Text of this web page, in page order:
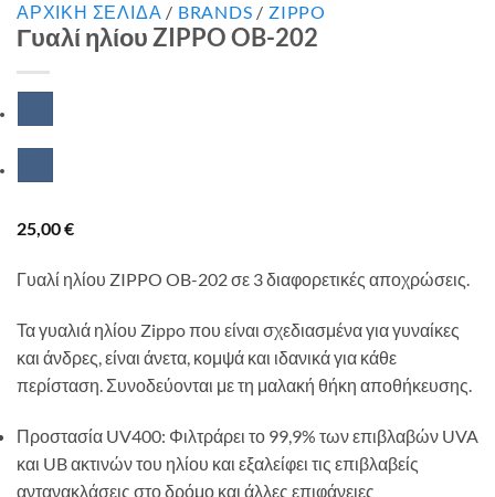
ΑΡΧΙΚΉ ΣΕΛΊΔΑ / BRANDS / ZIPPO
Γυαλί ηλίου ZIPPO OB-202
25,00€
Γυαλί ηλίου ZIPPO OB-202 σε 3 διαφορετικές αποχρώσεις.
Τα γυαλιά ηλίου Zippo που είναι σχεδιασμένα για γυναίκες
και άνδρες, είναι άνετα, κομψά και ιδανικά για κάθε
περίσταση. Συνοδεύονται με τη μαλακή θήκη αποθήκευσης.
Προστασία UV400: Φιλτράρει το 99,9% των επιβλαβών UVA
και UB ακτινών του ηλίου και εξαλείφει τις επιβλαβείς
αντανακλάσεις στο δρόμο και άλλες επιφάνειες